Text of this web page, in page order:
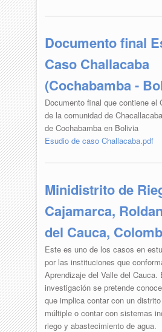
Documento final
Caso Challacaba
(Cochabamba -
Documento final que contiene el
de la comunidad de
de Cochabamba en Bolivia
Esudio de caso Challacaba.pdf
Minidistrito de
Cajamarca,
del Cauca,
Este es uno de los casos en
por las instituciones que
Aprendizaje del Valle del Cauca.
investigación se pretende
que implica contar con un
múltiple o contar con sistemas
riego y abastecimiento de agua.